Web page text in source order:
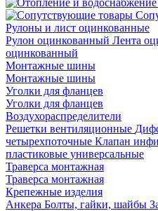
Рулоны и лист оцинкованные
Рулон оцинкованный Лента
оцинкованный
Монтажные шины
Монтажные шины
Уголки для фланцев
Уголки для фланцев
Воздухораспределители
Решетки вентиляционные
четырехпоточные Клапан
пластиковые универсальные
Траверса монтажная
Траверса монтажная
Крепежные изделия
Анкера Болты, гайки, шайбы